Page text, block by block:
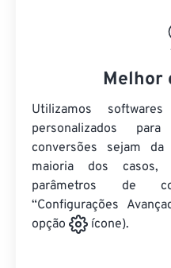
Melhor
Utilizamos
personalizados
conversões sejam
maioria dos
parâmetros de
“Configurações
opção
ícone).